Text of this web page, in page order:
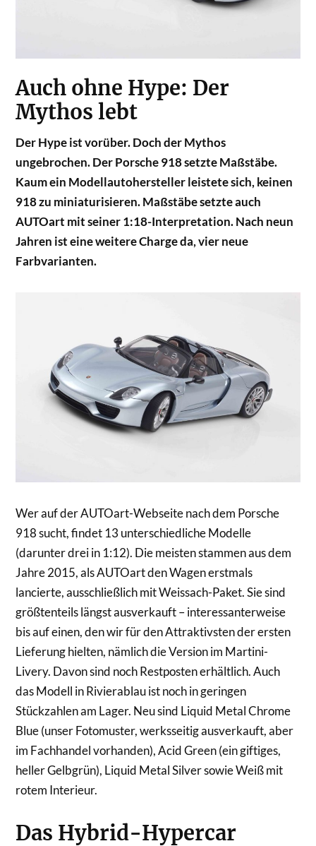
Auch ohne Hype: Der
Mythos lebt
Der Hype ist vorüber. Doch der Mythos
ungebrochen. Der Porsche 918 setzte Maßstäbe.
Kaum ein Modellautohersteller leistete sich, keinen
918 zu miniaturisieren. Maßstäbe setzte auch
AUTOart mit seiner 1:18-Interpretation. Nach neun
Jahren ist eine weitere Charge da, vier neue
Farbvarianten.
Wer auf der AUTOart-Webseite nach dem Porsche
918 sucht, findet 13 unterschiedliche Modelle
(darunter drei in 1:12). Die meisten stammen aus dem
Jahre 2015, als AUTOart den Wagen erstmals
lancierte, ausschließlich mit Weissach-Paket. Sie sind
größtenteils längst ausverkauft – interessanterweise
bis auf einen, den wir für den Attraktivsten der ersten
Lieferung hielten, nämlich die Version im Martini-
Livery. Davon sind noch Restposten erhältlich. Auch
das Modell in Rivierablau ist noch in geringen
Stückzahlen am Lager. Neu sind Liquid Metal Chrome
Blue (unser Fotomuster, werksseitig ausverkauft, aber
im Fachhandel vorhanden), Acid Green (ein giftiges,
heller Gelbgrün), Liquid Metal Silver sowie Weiß mit
rotem Interieur.
Das Hybrid-Hypercar